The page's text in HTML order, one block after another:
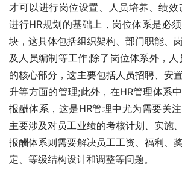
才可以进行岗位设置、人员培养、绩
进行HR规划的基础上，岗位体系是必
块，这具体包括组织架构、部门职能、
及人员编制等工作;除了岗位体系外，
的核心部分，这主要包括人员招聘、安
升等方面的管理;此外，在HR管理体系
报酬体系，这是HR管理中尤为需要关
主要涉及对员工业绩的考核计划、实施
报酬体系则需要解决员工工资、福利、
定、等级结构设计和调整等问题。